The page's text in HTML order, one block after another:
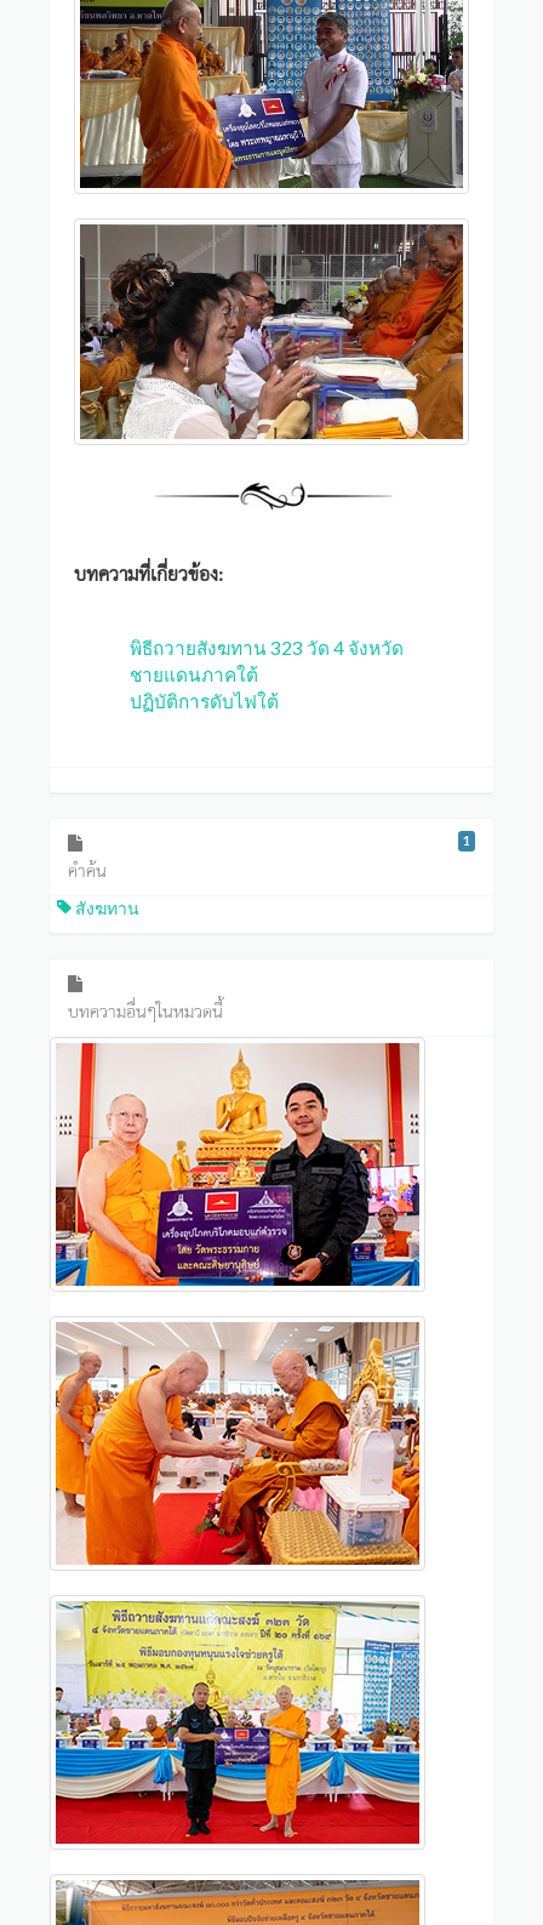
บทความที่เกี่ยวข้อง:
พิธีถวายสังฆทาน 323 วัด 4 จังหวัด
ชายแดนภาคใต้
ปฏิบัติการดับไฟใต้
คำค้น
1
สังฆทาน
บทความอื่นๆในหมวดนี้